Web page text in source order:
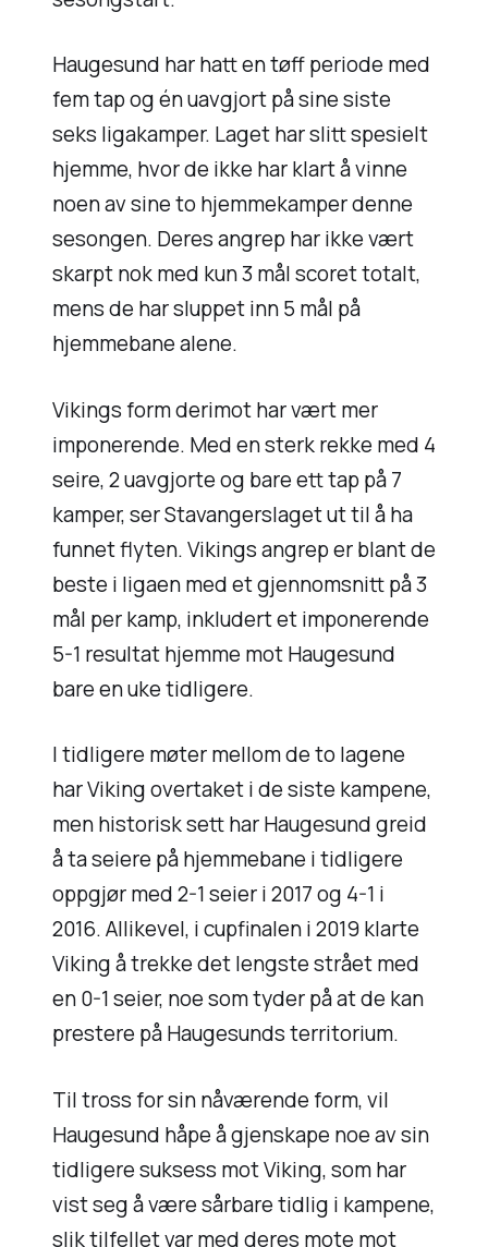
Haugesund har hatt en tøff periode med
fem tap og én uavgjort på sine siste
seks ligakamper. Laget har slitt spesielt
hjemme, hvor de ikke har klart å vinne
noen av sine to hjemmekamper denne
sesongen. Deres angrep har ikke vært
skarpt nok med kun 3 mål scoret totalt,
mens de har sluppet inn 5 mål på
hjemmebane alene.
Vikings form derimot har vært mer
imponerende. Med en sterk rekke med 4
seire, 2 uavgjorte og bare ett tap på 7
kamper, ser Stavangerslaget ut til å ha
funnet flyten. Vikings angrep er blant de
beste i ligaen med et gjennomsnitt på 3
mål per kamp, inkludert et imponerende
5-1 resultat hjemme mot Haugesund
bare en uke tidligere.
I tidligere møter mellom de to lagene
har Viking overtaket i de siste kampene,
men historisk sett har Haugesund greid
å ta seiere på hjemmebane i tidligere
oppgjør med 2-1 seier i 2017 og 4-1 i
2016. Allikevel, i cupfinalen i 2019 klarte
Viking å trekke det lengste strået med
en 0-1 seier, noe som tyder på at de kan
prestere på Haugesunds territorium.
Til tross for sin nåværende form, vil
Haugesund håpe å gjenskape noe av sin
tidligere suksess mot Viking, som har
vist seg å være sårbare tidlig i kampene,
slik tilfellet var med deres mote mot